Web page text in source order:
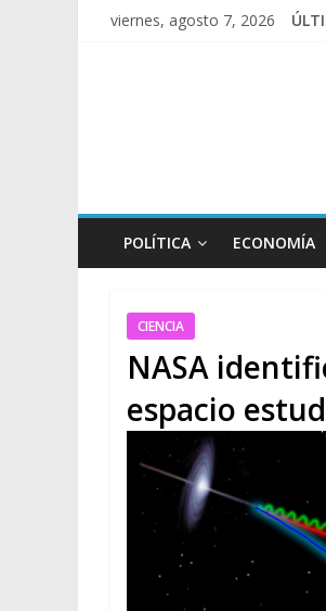
viernes, agosto 7, 2026
POLÍTICA ECONOMÍA
CIENCIA
NASA
espacio